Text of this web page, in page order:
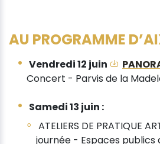
AU PROGRAMME
Vendredi 12 juin
Concert - Parvis de la
Samedi 13 juin :
ATELIERS DE PRATIQUE
journée - Espaces publics